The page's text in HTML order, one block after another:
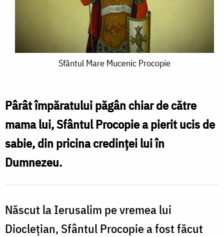
Mucenic
Procopie
Sfântul Mare Mucenic Procopie
Pârât împăratului păgân chiar de către
mama lui, Sfântul Procopie a pierit ucis de
sabie, din pricina credinței lui în
Dumnezeu.
Născut la Ierusalim pe vremea lui
Dioclețian, Sfântul Procopie a fost făcut